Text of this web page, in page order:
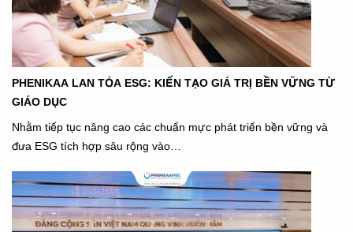
PHENIKAA LAN TỎA ESG: KIẾN TẠO GIÁ TRỊ BỀN VỮNG TỪ
GIÁO DỤC
Nhằm tiếp tục nâng cao các chuẩn mực phát triển bền vững và
đưa ESG tích hợp sâu rộng vào…